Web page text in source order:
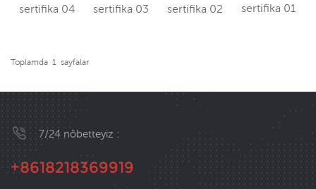
sertifika 04 sertifika 03 sertifika 02 sertifika 01
Toplamda 1 Sayfalar
7/24 nöbetteyiz :
+8618218369919